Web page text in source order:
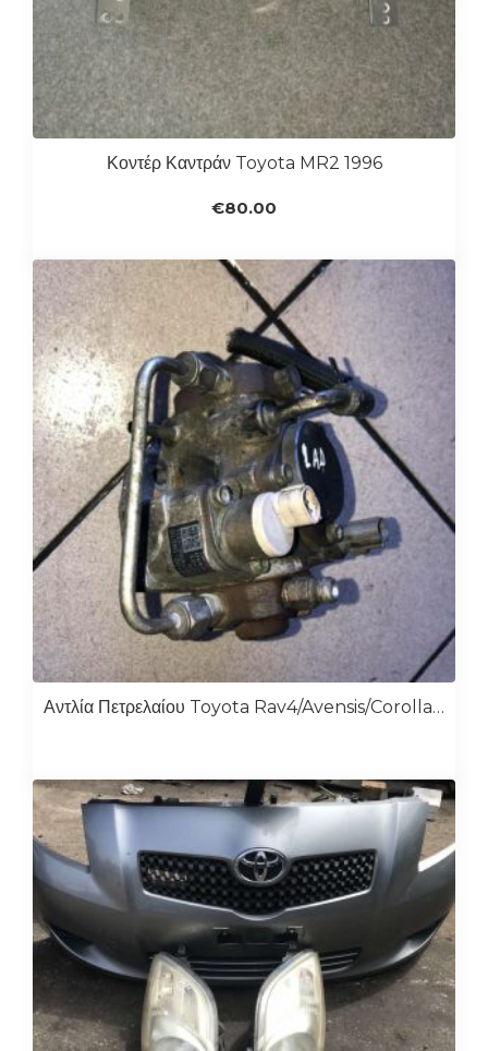
Κοντέρ Καντράν Toyota MR2 1996
€80.00
Αντλία Πετρελαίου Toyota Rav4/Avensis/Corolla D4D 2ad 22100-0R010